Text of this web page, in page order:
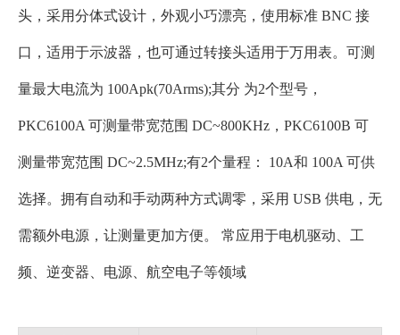
头，采用分体式设计，外观小巧漂亮，使用标准 BNC 接
口，适用于示波器，也可通过转接头适用于万用表。可测
量最大电流为 100Apk(70Arms);其分 为2个型号，
PKC6100A 可测量带宽范围 DC~800KHz，PKC6100B 可
测量带宽范围 DC~2.5MHz;有2个量程： 10A和 100A 可供
选择。拥有自动和手动两种方式调零，采用 USB 供电，无
需额外电源，让测量更加方便。 常应用于电机驱动、工
频、逆变器、电源、航空电子等领域